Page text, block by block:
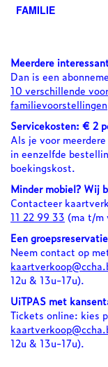
FAMILIE
Meerdere
Dan is een
10 verschillende
familievoorstellingen
Servicekosten: € 2
Als je voor
in eenzelfde
boekingskost.
Minder mobiel? Wij
Contacteer
11 22 99 33 (ma t/m
Een
Neem contact op
12u & 13u-17u).
UiTPAS met
Tickets online: kies
12u & 13u-17u).